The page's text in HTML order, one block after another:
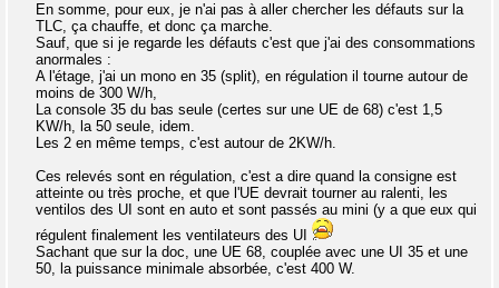
En somme, pour eux, je n'ai pas à aller chercher les défauts sur la
TLC, ça chauffe, et donc ça marche.
Sauf, que si je regarde les défauts c'est que j'ai des consommations
anormales :
A l'étage, j'ai un mono en 35 (split), en régulation il tourne autour de
moins de 300 W/h,
La console 35 du bas seule (certes sur une UE de 68) c'est 1,5
KW/h, la 50 seule, idem.
Les 2 en même temps, c'est autour de 2KW/h.
Ces relevés sont en régulation, c'est a dire quand la consigne est
atteinte ou très proche, et que l'UE devrait tourner au ralenti, les
ventilos des UI sont en auto et sont passés au mini (y a que eux qui
régulent finalement les ventilateurs des UI
Sachant que sur la doc, une UE 68, couplée avec une UI 35 et une
50, la puissance minimale absorbée, c'est 400 W.